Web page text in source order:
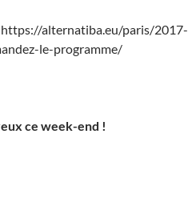
alternatiba.eu/paris/2017-
le-programme/
ce week-end !